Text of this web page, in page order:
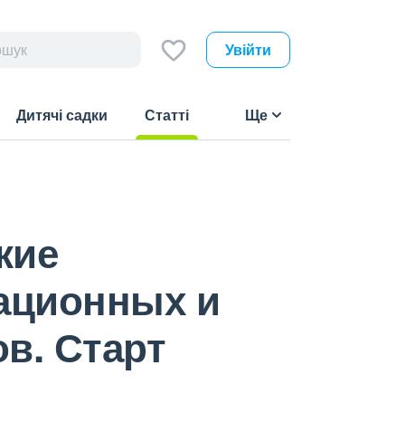
Увійти
Дитячі садки
Статті
Ще
и
Старт